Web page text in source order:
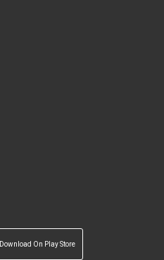
Download On Play Store